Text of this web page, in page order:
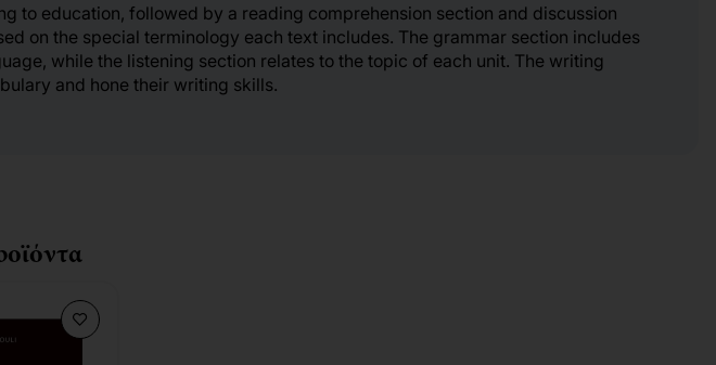
to education, followed by a reading comprehension section and discussion
on the special terminology each text includes. The grammar section includes
while the listening section relates to the topic of each unit. The writing
and hone their writing skills.